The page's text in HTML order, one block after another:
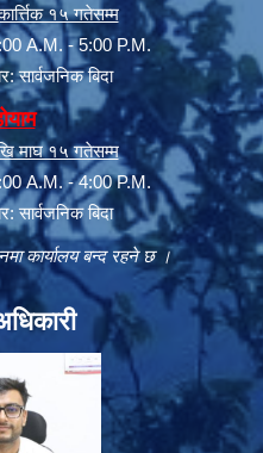
१५ गतेसम्म
A.M. - 5:00 P.M.
सार्वजनिक बिदा
माघ १५ गतेसम्म
A.M. - 4:00 P.M.
सार्वजनिक बिदा
कार्यालय बन्द रहने छ ।